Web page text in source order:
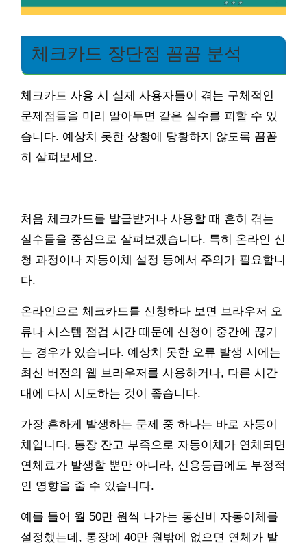
체크카드 장단점 꼼꼼 분석
체크카드 사용 시 실제 사용자들이 겪는 구체적인
문제점들을 미리 알아두면 같은 실수를 피할 수 있
습니다. 예상치 못한 상황에 당황하지 않도록 꼼꼼
히 살펴보세요.
처음 체크카드를 발급받거나 사용할 때 흔히 겪는
실수들을 중심으로 살펴보겠습니다. 특히 온라인 신
청 과정이나 자동이체 설정 등에서 주의가 필요합니
다.
온라인으로 체크카드를 신청하다 보면 브라우저 오
류나 시스템 점검 시간 때문에 신청이 중간에 끊기
는 경우가 있습니다. 예상치 못한 오류 발생 시에는
최신 버전의 웹 브라우저를 사용하거나, 다른 시간
대에 다시 시도하는 것이 좋습니다.
가장 흔하게 발생하는 문제 중 하나는 바로 자동이
체입니다. 통장 잔고 부족으로 자동이체가 연체되면
연체료가 발생할 뿐만 아니라, 신용등급에도 부정적
인 영향을 줄 수 있습니다.
예를 들어 월 50만 원씩 나가는 통신비 자동이체를
설정했는데, 통장에 40만 원밖에 없으면 연체가 발